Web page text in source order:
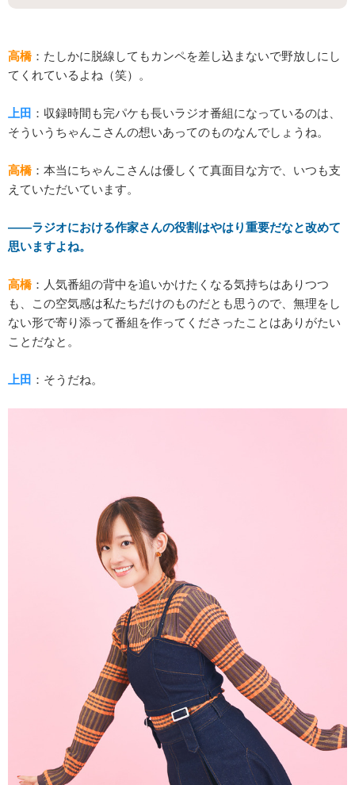
高橋 ：たしかに脱線してもカンペを差し込まないで野放しにし
てくれているよね（笑）。
上田 ：収録時間も完パケも長いラジオ番組になっているのは、
そういうちゃんこさんの想いあってのものなんでしょうね。
高橋 ：本当にちゃんこさんは優しくて真面目な方で、いつも支
えていただいています。
――ラジオにおける作家さんの役割はやはり重要だなと改めて
思いますよね。
高橋 ：人気番組の背中を追いかけたくなる気持ちはありつつ
も、この空気感は私たちだけのものだとも思うので、無理をし
ない形で寄り添って番組を作ってくださったことはありがたい
ことだなと。
上田 ：そうだね。